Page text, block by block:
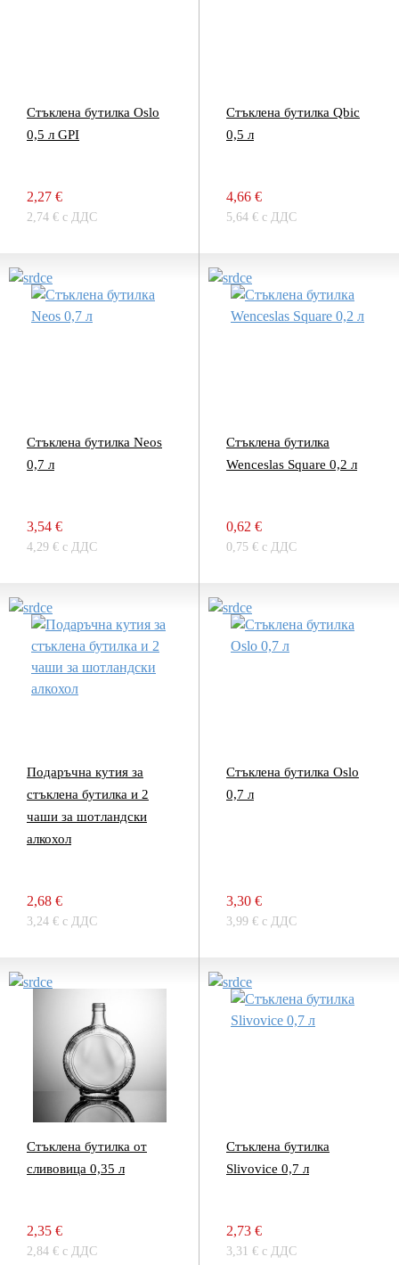
Стъклена бутилка Oslo
0,5 л GPI
2,27 €
2,74 € с ДДС
Стъклена бутилка Qbic
0,5 л
4,66 €
5,64 € с ДДС
Стъклена бутилка Neos
0,7 л
3,54 €
4,29 € с ДДС
Стъклена бутилка
Wenceslas Square 0,2 л
0,62 €
0,75 € с ДДС
Подаръчна кутия за
стъклена бутилка и 2
чаши за шотландски
алкохол
2,68 €
3,24 € с ДДС
Стъклена бутилка Oslo
0,7 л
3,30 €
3,99 € с ДДС
Стъклена бутилка от
сливовица 0,35 л
2,35 €
2,84 € с ДДС
Стъклена бутилка
Slivovice 0,7 л
2,73 €
3,31 € с ДДС